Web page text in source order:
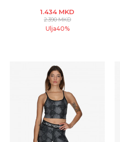
1.434 MKD
2.390MKD
Ulja40%